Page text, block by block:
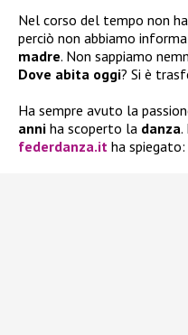
Nel corso del tempo non
perciò non abbiamo
madre. Non sappiamo
Dove abita oggi? Si è
Ha sempre avuto la
anni ha scoperto la danza
federdanza.it ha spiegato: